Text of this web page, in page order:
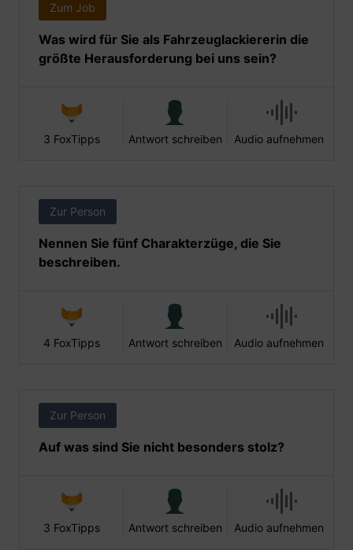
Zum Job
Was wird für Sie als Fahrzeuglackiererin die
größte Herausforderung bei uns sein?
3 FoxTipps Antwort schreiben Audio aufnehmen
Zur Person
Nennen Sie fünf Charakterzüge, die Sie
beschreiben.
4 FoxTipps Antwort schreiben Audio aufnehmen
Zur Person
Auf was sind Sie nicht besonders stolz?
3 FoxTipps Antwort schreiben Audio aufnehmen